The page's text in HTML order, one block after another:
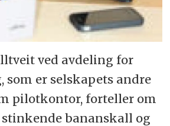
ved avdeling for
som er selskapets andre
pilotkontor, forteller om
bananskall og